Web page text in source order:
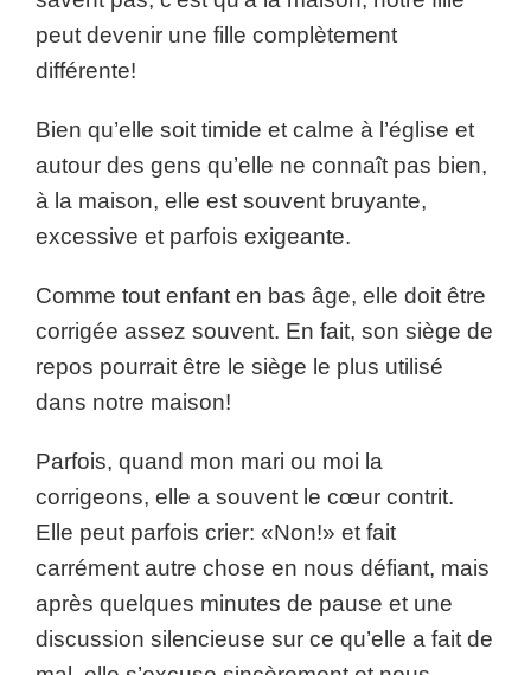
peut devenir une fille complètement
différente!
Bien qu’elle soit timide et calme à l’église et
autour des gens qu’elle ne connaît pas bien,
à la maison, elle est souvent bruyante,
excessive et parfois exigeante.
Comme tout enfant en bas âge, elle doit être
corrigée assez souvent. En fait, son siège de
repos pourrait être le siège le plus utilisé
dans notre maison!
Parfois, quand mon mari ou moi la
corrigeons, elle a souvent le cœur contrit.
Elle peut parfois crier: «Non!» et fait
carrément autre chose en nous défiant, mais
après quelques minutes de pause et une
discussion silencieuse sur ce qu’elle a fait de